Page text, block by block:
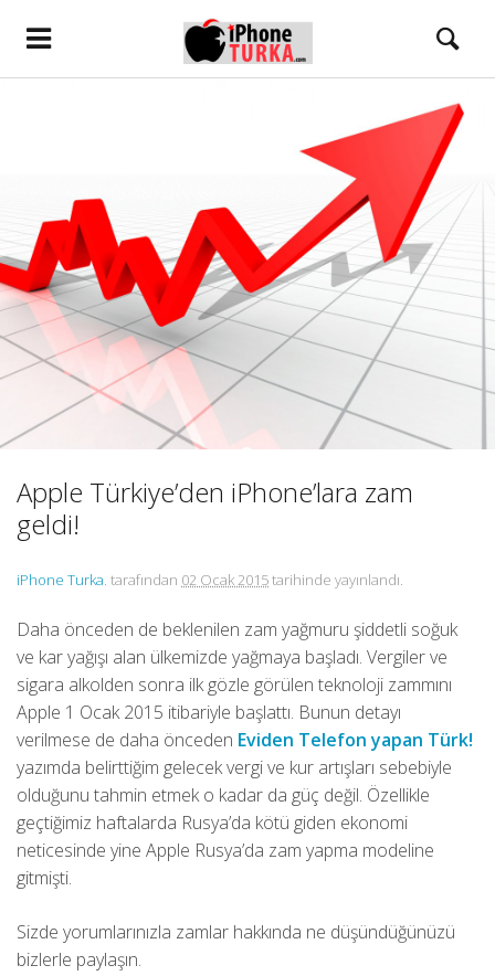
Apple Türkiye’den iPhone’lara zam
geldi!
iPhone Turka. tarafından 02 Ocak 2015tarihinde yayınlandı.
Daha önceden de beklenilen zam yağmuru şiddetli soğuk
ve kar yağışı alan ülkemizde yağmaya başladı. Vergiler ve
sigara alkolden sonra ilk gözle görülen teknoloji zammını
Apple 1 Ocak 2015 itibariyle başlattı. Bunun detayı
verilmese de daha önceden Eviden Telefon yapan Türk!
yazımda belirttiğim gelecek vergi ve kur artışları sebebiyle
olduğunu tahmin etmek o kadar da güç değil. Özellikle
geçtiğimiz haftalarda Rusya’da kötü giden ekonomi
neticesinde yine Apple Rusya’da zam yapma modeline
gitmişti.
Sizde yorumlarınızla zamlar hakkında ne düşündüğünüzü
bizlerle paylaşın.